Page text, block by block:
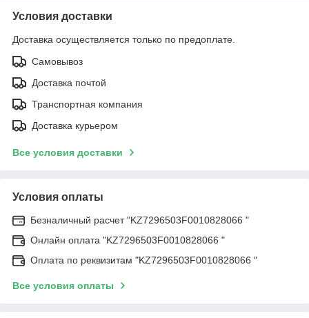
Условия доставки
Доставка осуществляется только по предоплате.
Самовывоз
Доставка почтой
Транспортная компания
Доставка курьером
Все условия доставки
Условия оплаты
Безналичный расчет "KZ7296503F0010828066 "
Онлайн оплата "KZ7296503F0010828066 "
Оплата по реквизитам "KZ7296503F0010828066 "
Все условия оплаты